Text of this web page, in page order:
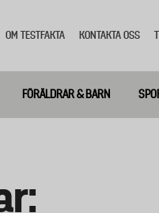
meny
OM TESTFAKTA KONTAKTA OSS
FÖRÄLDRAR & BARN